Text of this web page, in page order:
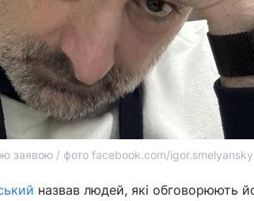
заявою / фото facebook.com/igor.smelyansky
назвав людей, які обговорюють